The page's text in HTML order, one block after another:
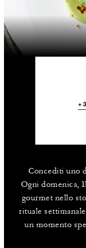
Concediti uno
Ogni domenica,
gourmet nello
rituale
un momento